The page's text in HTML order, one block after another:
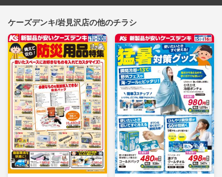
ケーズデンキ/岩見沢店の他のチラシ